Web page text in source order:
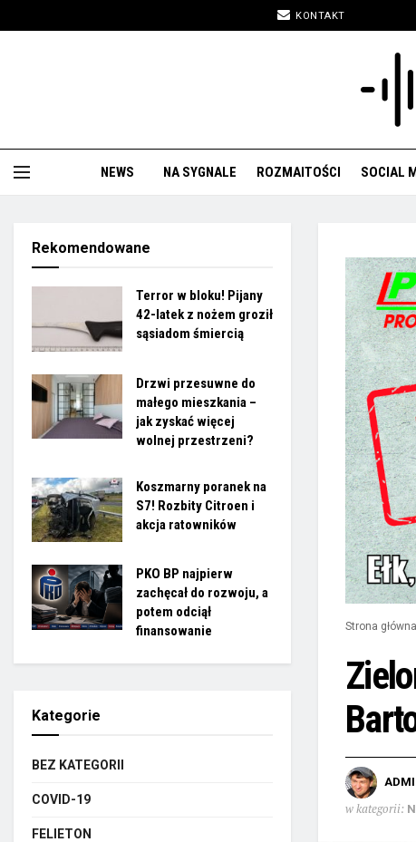
KONTAKT
NEWS NA SYGNALE ROZMAITOŚCI SOCIAL
Strona główna
w kategorii:
Rekomendowane
Terror w bloku! Pijany
42-latek z nożem groził
sąsiadom śmiercią
Drzwi przesuwne do
małego mieszkania –
jak zyskać więcej
wolnej przestrzeni?
Koszmarny poranek na
S7! Rozbity Citroen i
akcja ratowników
PKO BP najpierw
zachęcał do rozwoju, a
potem odciął
finansowanie
Kategorie
BEZ KATEGORII
COVID-19
FELIETON